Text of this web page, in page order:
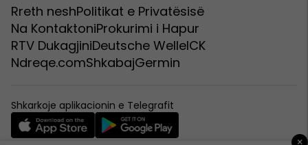
Rreth neshPolitikat e Privatësisë
Na KontaktoniProkurimi i Hapur
RTV DukagjiniDeutsche WelleICK
Ndreqe.comShkabajGermin
Shkarkoje aplikacionin e Telegrafit
×